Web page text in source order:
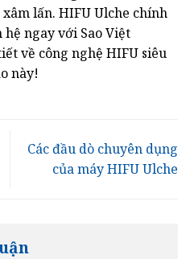
lấn. HIFU Ulche chính
ngay với Sao Việt
về công nghệ HIFU siêu
này!
Các đầu dò chuyên dụng
của máy HIFU Ulche